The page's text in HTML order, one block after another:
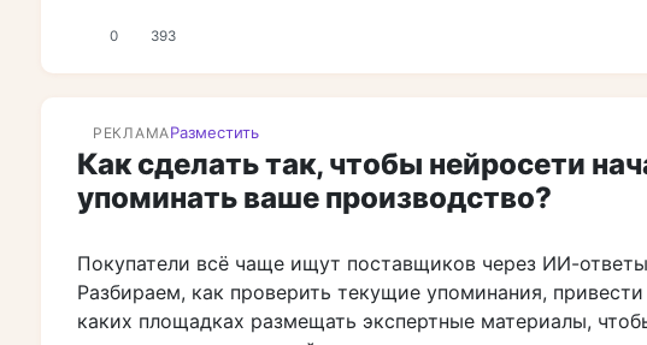
0 393
РЕКЛАМАРазместить
Как сделать так, чтобы нейросети
упоминать ваше производство?
Покупатели всё чаще ищут поставщиков через ИИ-
Разбираем, как проверить текущие упоминания,
каких площадках размещать экспертные материалы,